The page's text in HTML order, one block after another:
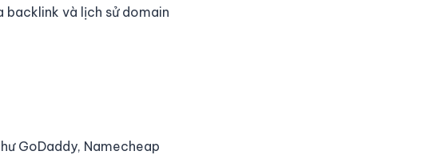
backlink và lịch sử domain
GoDaddy, Namecheap